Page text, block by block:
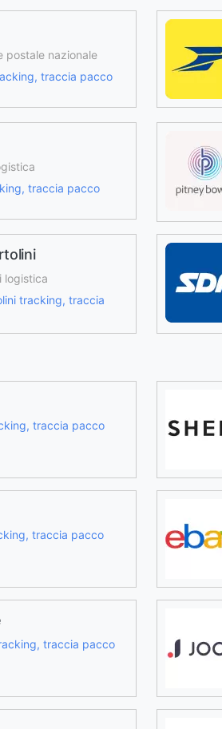
postale nazionale
traccia pacco
traccia pacco
logistica
tracking, traccia
traccia pacco
traccia pacco
traccia pacco